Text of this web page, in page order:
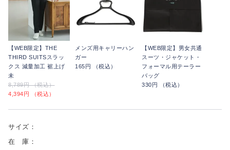
【WEB限定】THE
THIRD SUITSスラッ
クス 減量加工 裾上げ
未
8,789円 （税込）
4,394円 （税込）
メンズ用キャリーハン
ガー
165円 （税込）
【WEB限定】男女共通
スーツ・ジャケット・
フォーマル用テーラー
バッグ
330円 （税込）
サイズ：
在 庫：